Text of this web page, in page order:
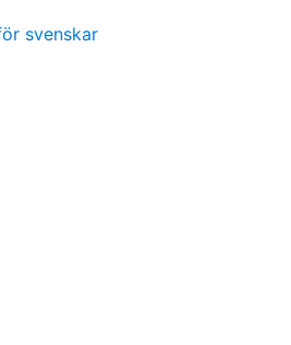
svenskar